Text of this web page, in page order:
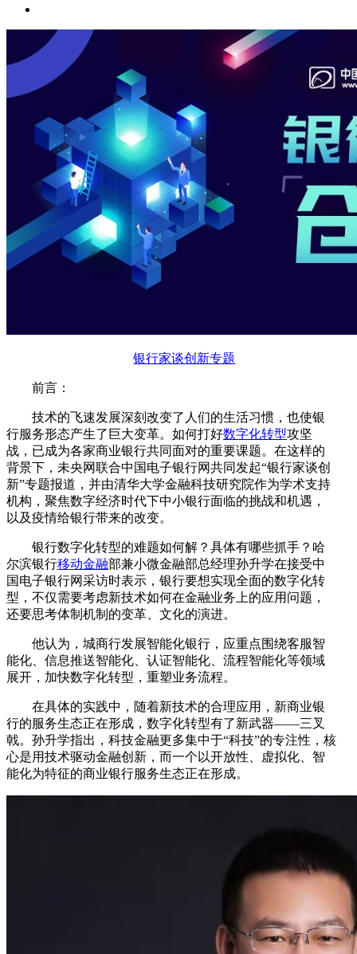
银行家谈创新专题
前言：
技术的飞速发展深刻改变了人们的生活习惯，也使银
行服务形态产生了巨大变革。如何打好数字化转型攻坚
战，已成为各家商业银行共同面对的重要课题。在这样的
背景下，未央网联合中国电子银行网共同发起“银行家谈创
新”专题报道，并由清华大学金融科技研究院作为学术支持
机构，聚焦数字经济时代下中小银行面临的挑战和机遇，
以及疫情给银行带来的改变。
银行数字化转型的难题如何解？具体有哪些抓手？哈
尔滨银行移动金融部兼小微金融部总经理孙升学在接受中
国电子银行网采访时表示，银行要想实现全面的数字化转
型，不仅需要考虑新技术如何在金融业务上的应用问题，
还要思考体制机制的变革、文化的演进。
他认为，城商行发展智能化银行，应重点围绕客服智
能化、信息推送智能化、认证智能化、流程智能化等领域
展开，加快数字化转型，重塑业务流程。
在具体的实践中，随着新技术的合理应用，新商业银
行的服务生态正在形成，数字化转型有了新武器——三叉
戟。孙升学指出，科技金融更多集中于“科技”的专注性，核
心是用技术驱动金融创新，而一个以开放性、虚拟化、智
能化为特征的商业银行服务生态正在形成。